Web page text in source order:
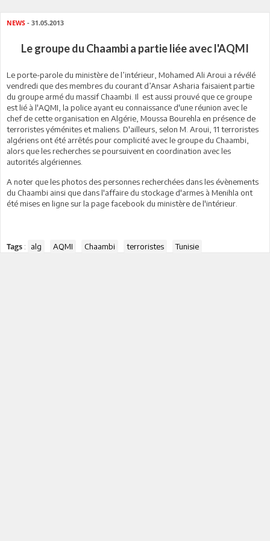
NEWS - 31.05.2013
Le groupe du Chaambi a partie liée avec l'AQMI
Le porte-parole du ministère de l’intérieur, Mohamed Ali Aroui a révélé
vendredi que des membres du courant d’Ansar Asharia faisaient partie
du groupe armé du massif Chaambi. Il est aussi prouvé que ce groupe
est lié à l'AQMI, la police ayant eu connaissance d'une réunion avec le
chef de cette organisation en Algérie, Moussa Bourehla en présence de
terroristes yéménites et maliens. D'ailleurs, selon M. Aroui, 11 terroristes
algériens ont été arrêtés pour complicité avec le groupe du Chaambi,
alors que les recherches se poursuivent en coordination avec les
autorités algériennes.
A noter que les photos des personnes recherchées dans les évènements
du Chaambi ainsi que dans l'affaire du stockage d'armes à Menihla ont
été mises en ligne sur la page facebook du ministère de l'intérieur.
Tags : alg AQMI Chaambi terroristes Tunisie